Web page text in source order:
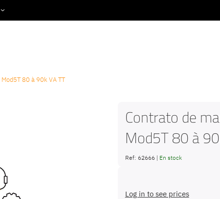
80 à 90k VA TT
Contrato de
Mod5T 80 à
Ref: 62666| En stock
Log in to see prices